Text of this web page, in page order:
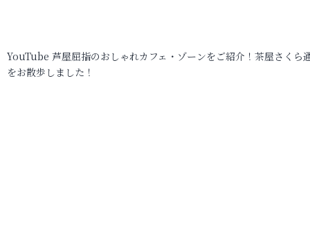
YouTube 芦屋屈指のおしゃれカフェ・ゾーンをご紹介！茶屋さくら
をお散歩しました！